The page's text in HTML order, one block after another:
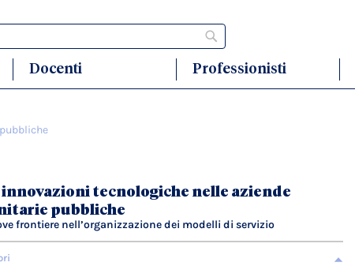
Docenti Professionisti
innovazioni tecnologiche nelle aziende
pubbliche
frontiere nell’organizzazione dei modelli di servizio